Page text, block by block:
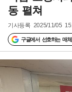
동 펼쳐
기사등록 2025/11/05
구글에서 선호하는 매